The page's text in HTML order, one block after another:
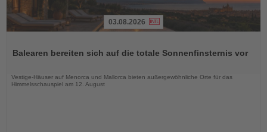
die
03.08.2026
Balearen bereiten sich auf die totale Sonnenfinsternis vor
Vestige-Häuser auf Menorca und Mallorca bieten außergewöhnliche Orte für das
Himmelsschauspiel am 12. August